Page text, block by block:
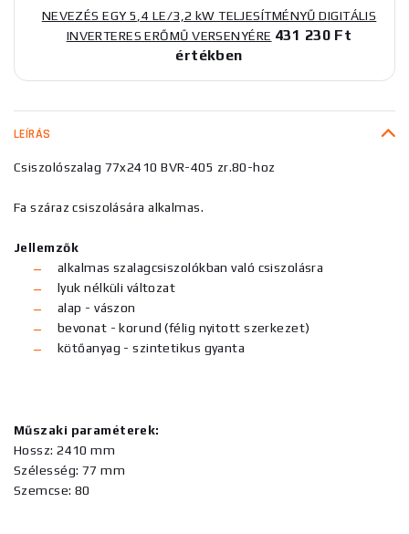
NEVEZÉS EGY 5,4 LE/3,2 kW TELJESÍTMÉNYŰ DIGITÁLIS
INVERTERES ERŐMŰ VERSENYÉRE 431 230 Ft
értékben
LEÍRÁS
Csiszolószalag 77x2410 BVR-405 zr.80-hoz
Fa száraz csiszolására alkalmas.
Jellemzők
alkalmas szalagcsiszolókban való csiszolásra
lyuk nélküli változat
alap - vászon
bevonat - korund (félig nyitott szerkezet)
kötőanyag - szintetikus gyanta
Műszaki paraméterek:
Hossz: 2410 mm
Szélesség: 77 mm
Szemcse: 80